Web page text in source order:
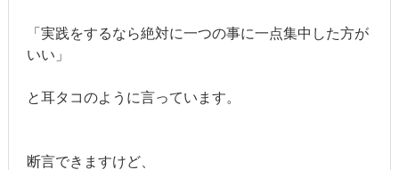
「実践をするなら絶対に一つの事に一点集中した方が
いい」
と耳タコのように言っています。
断言できますけど、